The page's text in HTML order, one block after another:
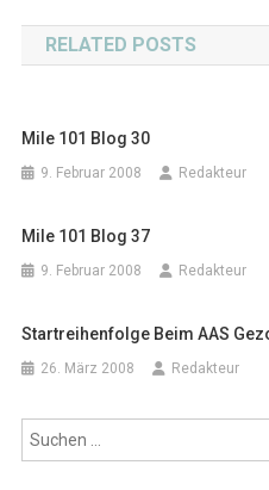
RELATED POSTS
Mile 101 Blog 30
9. Februar 2008 Redakteur
Mile 101 Blog 37
9. Februar 2008 Redakteur
Startreihenfolge Beim AAS
26. März 2008 Redakteur